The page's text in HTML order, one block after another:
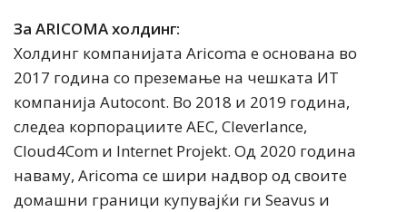
За ARICOMA холдинг:
Холдинг компанијата Aricoma е основана во
2017 година со преземање на чешката ИТ
компанија Autocont. Во 2018 и 2019 година,
следеа корпорациите AEC, Cleverlance,
Cloud4Com и Internet Projekt. Од 2020 година
наваму, Aricoma се шири надвор од своите
домашни граници купувајќи ги Seavus и